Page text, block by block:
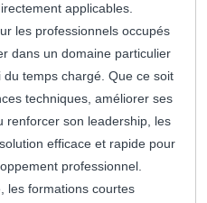
applicables.
les professionnels occupés
dans un domaine particulier
temps chargé. Que ce soit
techniques, améliorer ses
renforcer son leadership, les
efficace et rapide pour
professionnel.
les formations courtes